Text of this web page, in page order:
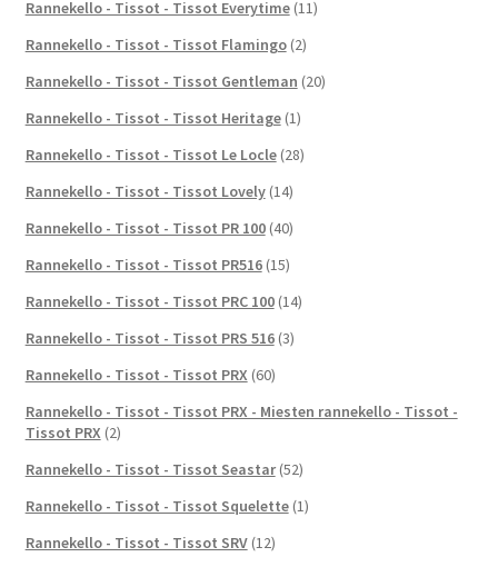
Rannekello - Tissot - Tissot Everytime (11)
Rannekello - Tissot - Tissot Flamingo (2)
Rannekello - Tissot - Tissot Gentleman (20)
Rannekello - Tissot - Tissot Heritage (1)
Rannekello - Tissot - Tissot Le Locle (28)
Rannekello - Tissot - Tissot Lovely (14)
Rannekello - Tissot - Tissot PR 100 (40)
Rannekello - Tissot - Tissot PR516 (15)
Rannekello - Tissot - Tissot PRC 100 (14)
Rannekello - Tissot - Tissot PRS 516 (3)
Rannekello - Tissot - Tissot PRX (60)
Rannekello - Tissot - Tissot PRX - Miesten rannekello - Tissot -
Tissot PRX (2)
Rannekello - Tissot - Tissot Seastar (52)
Rannekello - Tissot - Tissot Squelette (1)
Rannekello - Tissot - Tissot SRV (12)